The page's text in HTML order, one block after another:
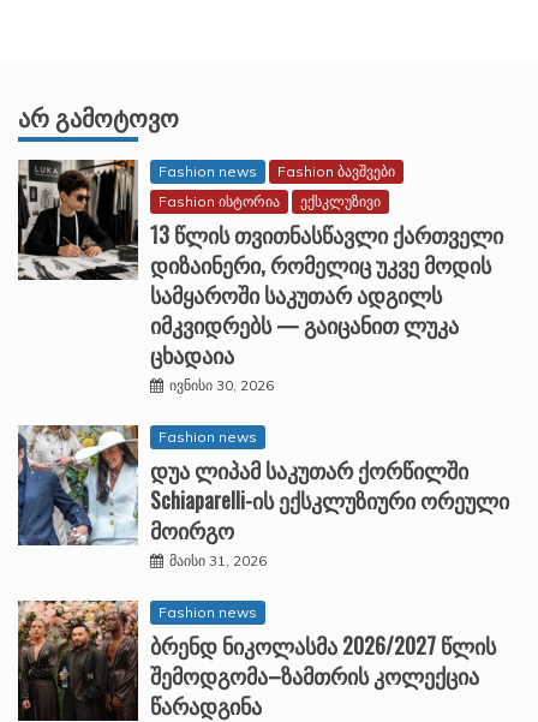
ᲐᲠ ᲒᲐᲛᲝᲢᲝᲕᲝ
Fashion news
Fashion ბავშვები
Fashion ისტორია
ექსკლუზივი
13 წლის თვითნასწავლი ქართველი
დიზაინერი, რომელიც უკვე მოდის
სამყაროში საკუთარ ადგილს
იმკვიდრებს — გაიცანით ლუკა
ცხადაია
ივნისი 30, 2026
Fashion news
დუა ლიპამ საკუთარ ქორწილში
Schiaparelli-ის ექსკლუზიური ორეული
მოირგო
მაისი 31, 2026
Fashion news
ბრენდ ნიკოლასმა 2026/2027 წლის
შემოდგომა–ზამთრის კოლექცია
წარადგინა